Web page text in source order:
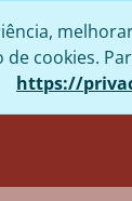
cookies.
https://